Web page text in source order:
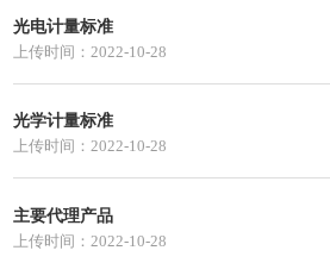
光电计量标准
上传时间：2022-10-28
光学计量标准
上传时间：2022-10-28
主要代理产品
上传时间：2022-10-28